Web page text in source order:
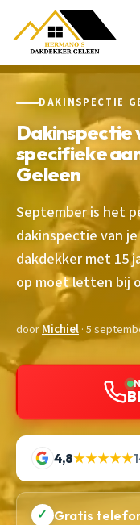
DAKINSPECTIE
Dakinspectie
specifieke
Geleen
September is het
dakinspectie van
dakdekker met 15
op moet letten bij
doorMichiel· 5
4,8★★★★★
✓ Gratis